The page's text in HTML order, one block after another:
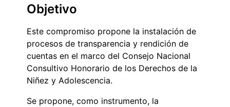
Objetivo
Este compromiso propone la instalación de
procesos de transparencia y rendición de
cuentas en el marco del Consejo Nacional
Consultivo Honorario de los Derechos de la
Niñez y Adolescencia.
Se propone, como instrumento, la